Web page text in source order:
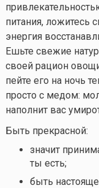
питания, ложитесь
энергия
Ешьте свежие
своей рацион
пейте его на ночь
просто с медом:
наполнит вас
Быть прекрасной:
значит
ты есть;
быть